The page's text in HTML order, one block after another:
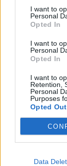
I want to
Personal
Opted In
I want to
Personal
Opted In
I want to
Retention,
Personal
Purposes
Opted Out
Data
diploma
önéletrajz
mesterképzés
mesterszak
leckekönyv
felvételi